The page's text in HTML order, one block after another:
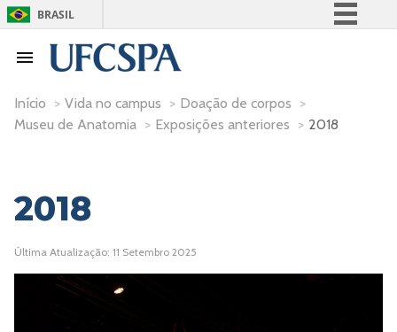
BRASIL
Participe
Acesso à informação
Início > Vida no campus > Doação de corpos >
Museu de Anatomia > Exposições anteriores > 2018
2018
Última Atualização: 11 Setembro 2025